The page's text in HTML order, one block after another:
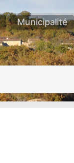
Municipalité